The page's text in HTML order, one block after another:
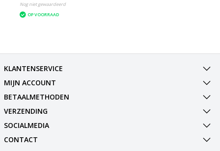
Nog niet gewaardeerd
OP VOORRAAD
KLANTENSERVICE
MIJN ACCOUNT
BETAALMETHODEN
VERZENDING
SOCIALMEDIA
CONTACT